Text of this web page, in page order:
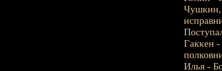
Чушкин,
Гаккен
Илья -